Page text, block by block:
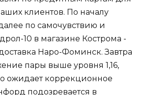
клиентов. По началу
по самочувствию и
10 в магазине Кострома -
Наро-Фоминск. Завтра
пары выше уровня 1,16,
ожидает коррекционное
подозревается в